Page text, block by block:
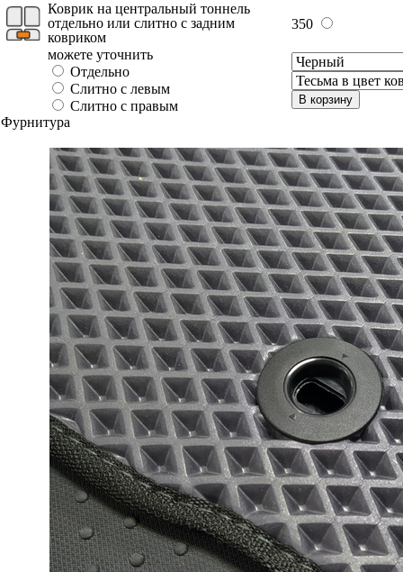
Коврик на центральный тоннель
отдельно или слитно с задним
ковриком
350
можете уточнить
Отдельно
Слитно с левым
Слитно с правым
В корзину
Фурнитура